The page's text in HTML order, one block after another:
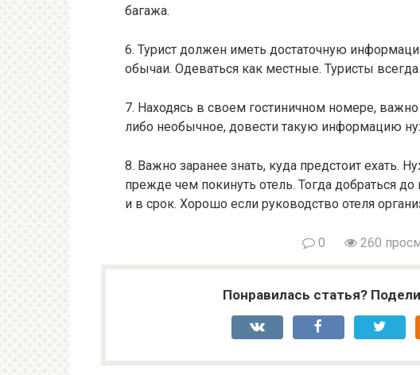
багажа.
6. Турист должен иметь достаточную
обычаи. Одеваться как местные. Туристы
7. Находясь в своем гостиничном номере, важно
либо необычное, довести такую информацию
8. Важно заранее знать, куда предстоит ехать.
прежде чем покинуть отель. Тогда добраться до
и в срок. Хорошо если руководство отеля
0 260
Понравилась статья?